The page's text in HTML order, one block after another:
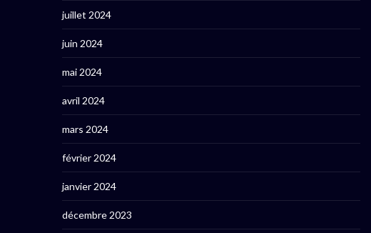
juillet 2024
juin 2024
mai 2024
avril 2024
mars 2024
février 2024
janvier 2024
décembre 2023